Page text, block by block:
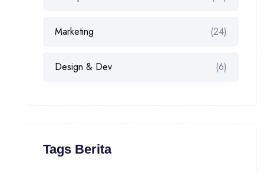
Marketing (24)
Design & Dev (6)
Tags Berita